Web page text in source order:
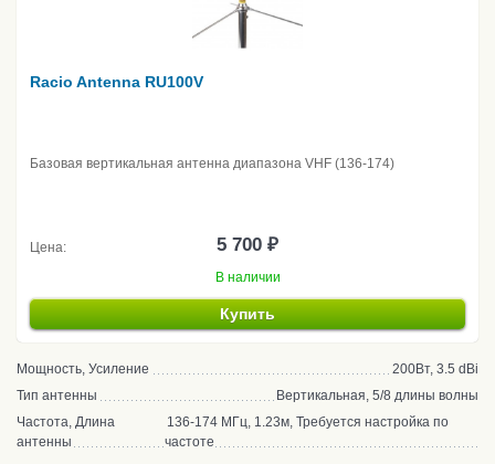
Racio Antenna RU100V
Базовая вертикальная антенна диапазона VHF (136-174)
Цена: 5 700 ₽
В наличии
Купить
Мощность, Усиление
200Вт, 3.5 dBi
Тип антенны
Вертикальная, 5/8 длины волны
Частота, Длина
антенны
136-174 МГц, 1.23м, Требуется настройка по
частоте